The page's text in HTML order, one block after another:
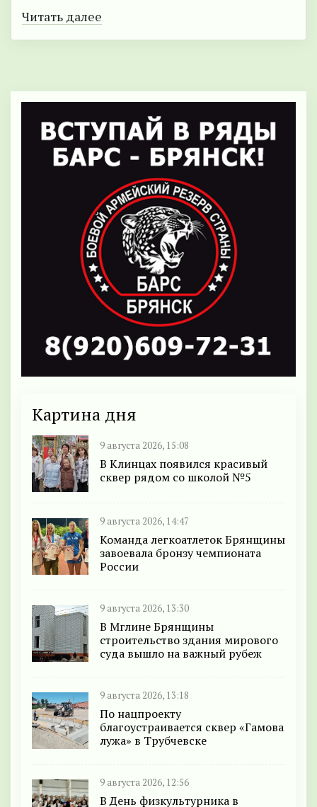
Читать далее
Картина дня
9 августа 2026, 15:08
В Клинцах появился красивый
сквер рядом со школой №5
9 августа 2026, 14:47
Команда легкоатлеток Брянщины
завоевала бронзу чемпионата
России
9 августа 2026, 13:30
В Мглине Брянщины
строительство здания мирового
суда вышло на важный рубеж
9 августа 2026, 13:18
По нацпроекту
благоустраивается сквер «Гамова
лужа» в Трубчевске
9 августа 2026, 12:56
В День физкультурника в